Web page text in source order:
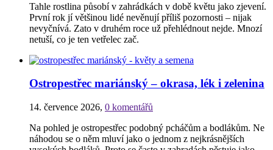
Tahle rostlina působí v zahrádkách v době květu jako zjevení.
První rok jí většinou lidé nevěnují příliš pozornosti – nijak
nevyčnívá. Zato v druhém roce už přehlédnout nejde. Mnozí
netuší, co je ten vetřelec zač.
Ostropestřec mariánský – okrasa, lék i zelenina
14. července 2026, 0 komentářů
Na pohled je ostropestřec podobný pcháčům a bodlákům. Ne
náhodou se o něm mluví jako o jednom z nejkrásnějších